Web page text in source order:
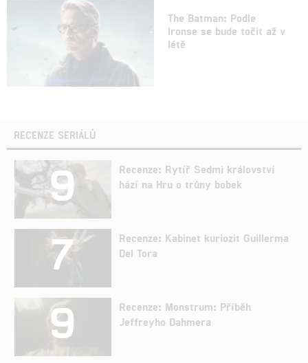
The Batman: Podle
Ironse se bude točit až v
létě
RECENZE SERIÁLŮ
9
Recenze: Rytíř Sedmi království
hází na Hru o trůny bobek
7
Recenze: Kabinet kuriozit Guillerma
Del Tora
9
Recenze: Monstrum: Příběh
Jeffreyho Dahmera